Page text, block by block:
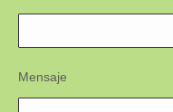
Mensaje